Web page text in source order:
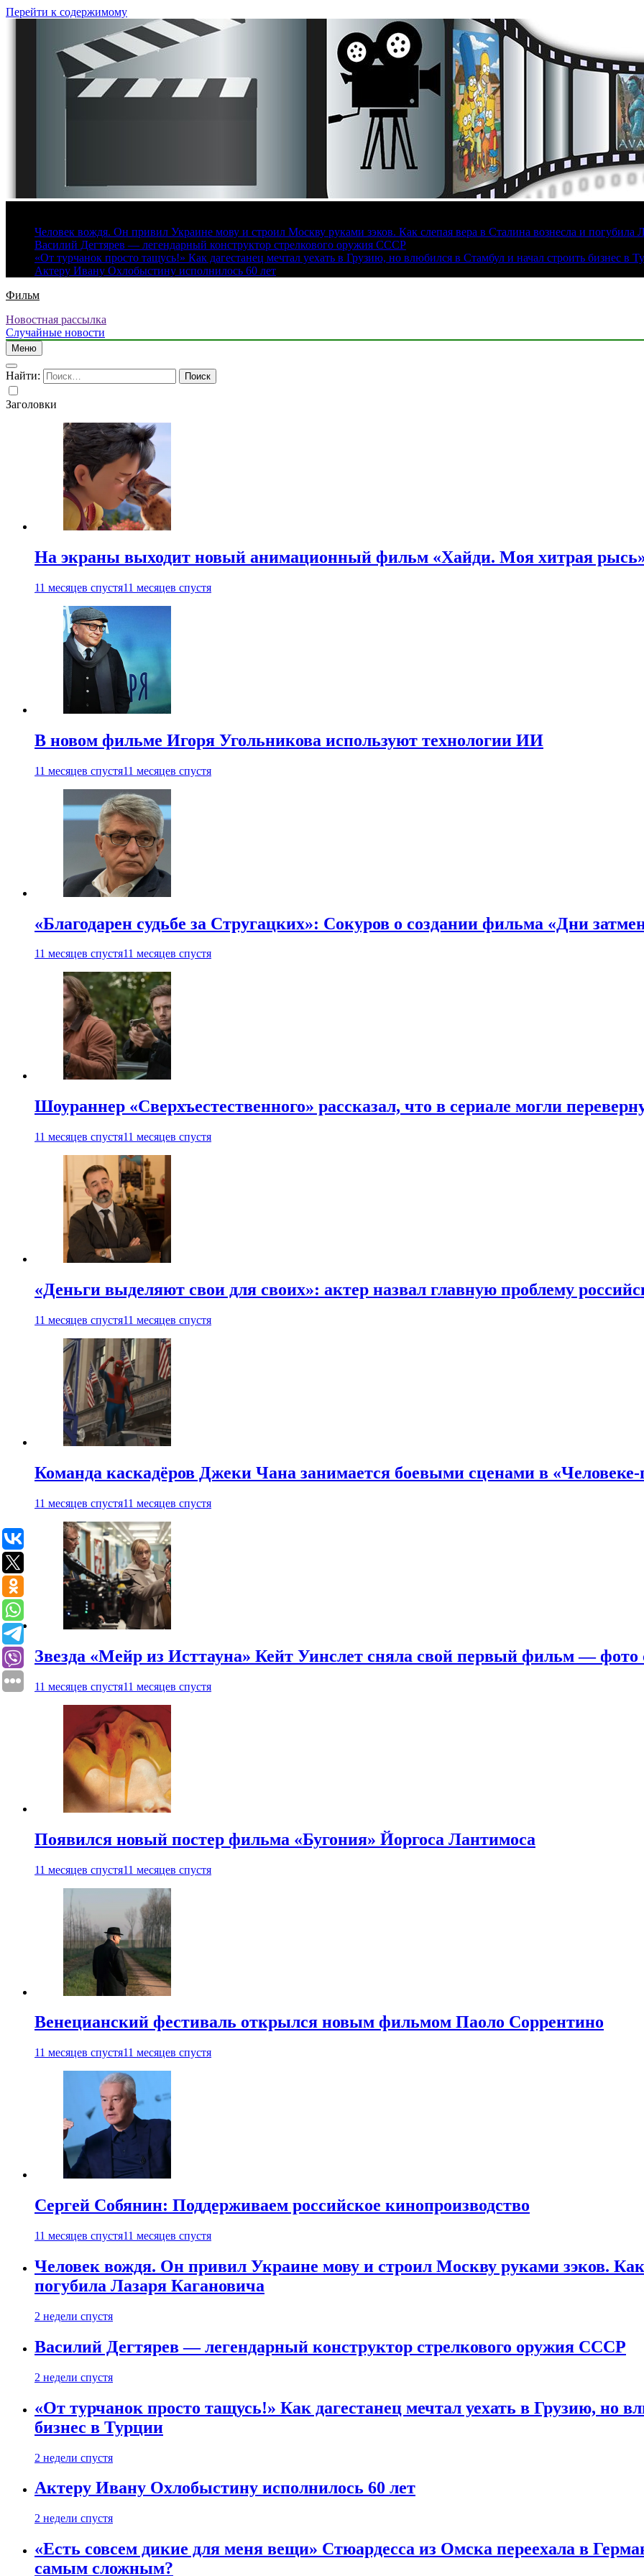
Перейти к содержимому
Человек вождя. Он привил Украине мову и строил Москву руками зэков. Как слепая вера в Сталина вознесла и погубила
Василий Дегтярев — легендарный конструктор стрелкового оружия СССР
«От турчанок просто тащусь!» Как дагестанец мечтал уехать в Грузию, но влюбился в Стамбул и начал строить бизнес в
Актеру Ивану Охлобыстину исполнилось 60 лет
Фильм
Новостная рассылка
Случайные новости
Меню
Найти:
Заголовки
На экраны выходит новый анимационный фильм «Хайди. Моя хитрая
11 месяцев спустя11 месяцев спустя
В новом фильме Игоря Угольникова используют технологии ИИ
11 месяцев спустя11 месяцев спустя
«Благодарен судьбе за Стругацких»: Сокуров о создании фильма «Дни
11 месяцев спустя11 месяцев спустя
Шоураннер «Сверхъестественного» рассказал, что в сериале могли
11 месяцев спустя11 месяцев спустя
«Деньги выделяют свои для своих»: актер назвал главную проблему
11 месяцев спустя11 месяцев спустя
Команда каскадёров Джеки Чана занимается боевыми сценами в «Человеке-
11 месяцев спустя11 месяцев спустя
Звезда «Мейр из Исттауна» Кейт Уинслет сняла свой первый фильм — фото
11 месяцев спустя11 месяцев спустя
Появился новый постер фильма «Бугония» Йоргоса Лантимоса
11 месяцев спустя11 месяцев спустя
Венецианский фестиваль открылся новым фильмом Паоло Соррентино
11 месяцев спустя11 месяцев спустя
Сергей Собянин: Поддерживаем российское кинопроизводство
11 месяцев спустя11 месяцев спустя
Человек вождя. Он привил Украине мову и строил Москву руками зэков.
погубила Лазаря Кагановича
2 недели спустя
Василий Дегтярев — легендарный конструктор стрелкового оружия СССР
2 недели спустя
«От турчанок просто тащусь!» Как дагестанец мечтал уехать в Грузию, но
бизнес в Турции
2 недели спустя
Актеру Ивану Охлобыстину исполнилось 60 лет
2 недели спустя
«Есть совсем дикие для меня вещи» Стюардесса из Омска переехала в
самым сложным?